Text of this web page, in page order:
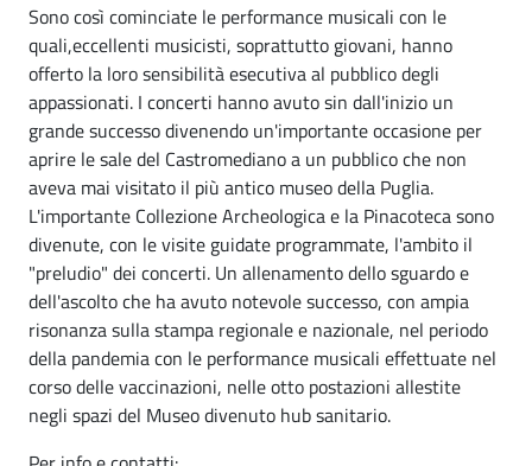
Sono così cominciate le performance musicali con le
quali,eccellenti musicisti, soprattutto giovani, hanno
offerto la loro sensibilità esecutiva al pubblico degli
appassionati. I concerti hanno avuto sin dall'inizio un
grande successo divenendo un'importante occasione per
aprire le sale del Castromediano a un pubblico che non
aveva mai visitato il più antico museo della Puglia.
L'importante Collezione Archeologica e la Pinacoteca sono
divenute, con le visite guidate programmate, l'ambito il
"preludio" dei concerti. Un allenamento dello sguardo e
dell'ascolto che ha avuto notevole successo, con ampia
risonanza sulla stampa regionale e nazionale, nel periodo
della pandemia con le performance musicali effettuate nel
corso delle vaccinazioni, nelle otto postazioni allestite
negli spazi del Museo divenuto hub sanitario.